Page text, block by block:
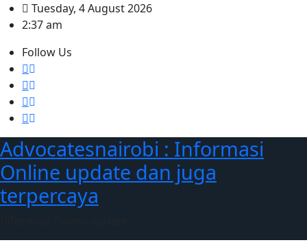
Skip
to
Tuesday, 4 August 2026
2:37 am
Follow Us
Advocatesnairobi : Informasi
Online update dan juga
terpercaya